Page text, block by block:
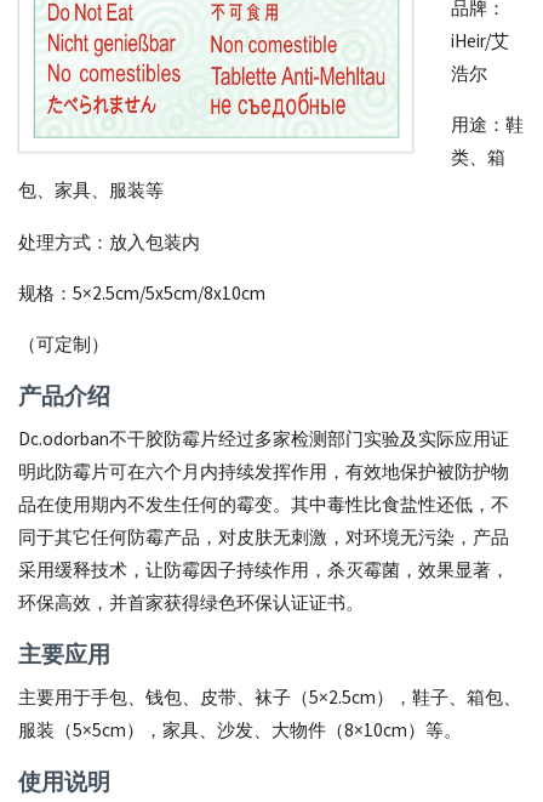
霉
剂
_
抗
_
应
商
厂
家
品牌：
iHeir/艾
浩尔
用途：鞋
类、箱
包、家具、服装等
处理方式：放入包装内
规格：5×2.5cm/5x5cm/8x10cm
（可定制）
产品介绍
Dc.odorban不干胶防霉片经过多家检测部门实验及实际应用证
明此防霉片可在六个月内持续发挥作用，有效地保护被防护物
品在使用期内不发生任何的霉变。其中毒性比食盐性还低，不
同于其它任何防霉产品，对皮肤无刺激，对环境无污染，产品
采用缓释技术，让防霉因子持续作用，杀灭霉菌，效果显著，
环保高效，并首家获得绿色环保认证证书。
主要应用
主要用于手包、钱包、皮带、袜子（5×2.5cm），鞋子、箱包、
服装（5×5cm），家具、沙发、大物件（8×10cm）等。
使用说明